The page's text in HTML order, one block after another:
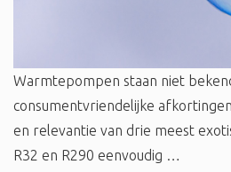
Warmtepompen staan niet
consumentvriendelijke
en relevantie van drie meest
R32 en R290 eenvoudig …